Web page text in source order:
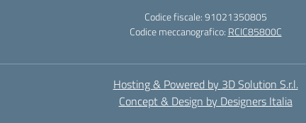
Codice fiscale: 91021350805
Codice meccanografico: RCIC85800C
Hosting & Powered by 3D Solution S.r.l.
Concept & Design by Designers Italia